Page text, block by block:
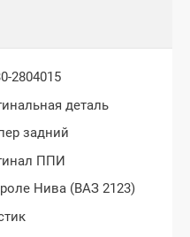
2804015
деталь
задний
ППИ
Нива (ВАЗ 2123)